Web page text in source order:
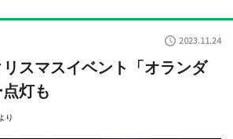
2023.11.24
スマスイベント「オランダ
灯も
り